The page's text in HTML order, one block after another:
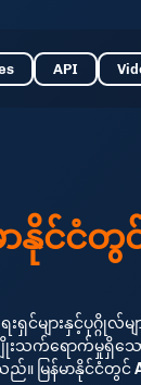
API
ာနိုင်ငံ
င်များနှင့်ပု
ရောက်မှုရှိသော
ည်။ မြန်မာနိုင်ငံတွင်